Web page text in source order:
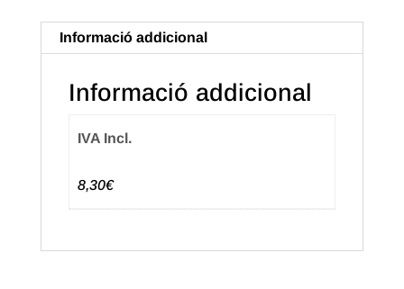
Color
Or
Fosc
Mate
Informació addicional
Informació addicional
IVA Incl.
8,30€